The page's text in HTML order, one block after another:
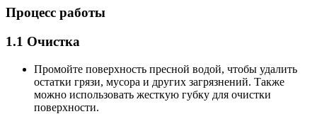
Процесс работы
1.1 Очистка
Промойте поверхность пресной водой, чтобы удалить
остатки грязи, мусора и других загрязнений. Также
можно использовать жесткую губку для очистки
поверхности.